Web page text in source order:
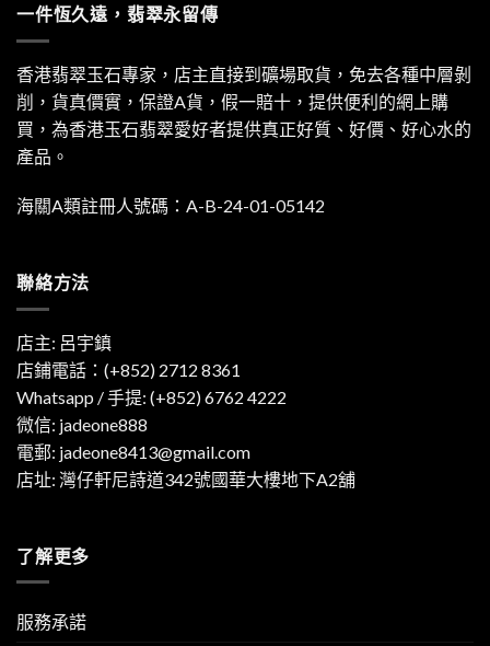
一件恆久遠，翡翠永留傳
香港翡翠玉石專家，店主直接到礦場取貨，免去各種中層剝
削，貨真價實，保證A貨，假一賠十，提供便利的網上購
買，為香港玉石翡翠愛好者提供真正好質、好價、好心水的
產品。
海關A類註冊人號碼：A-B-24-01-05142
聯絡方法
店主: 呂宇鎮
店鋪電話：(+852) 2712 8361
Whatsapp / 手提: (+852) 6762 4222
微信: jadeone888
電郵: jadeone8413@gmail.com
店址: 灣仔軒尼詩道342號國華大樓地下A2舖
了解更多
服務承諾